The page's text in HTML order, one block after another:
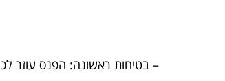
– בטיחות ראשונה: הפנס עוזר